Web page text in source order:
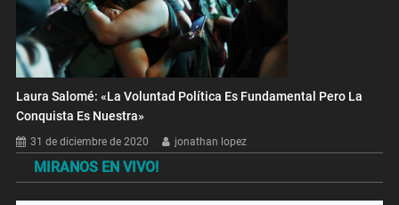
Laura Salomé: «La Voluntad Política Es Fundamental Pero La
Conquista Es Nuestra»
31 de diciembre de 2020 jonathan lopez
MIRANOS EN VIVO!